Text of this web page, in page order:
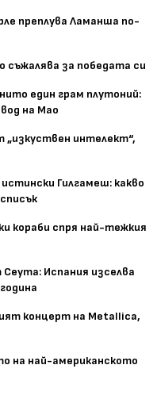
преплува Ламанша по-
за победата си
един грам плутоний:
на Мао
интелект“,
Гилгамеш: какво
кораби спря най-тежкия
Испания изселва
концерт на Metallica,
на най-американското